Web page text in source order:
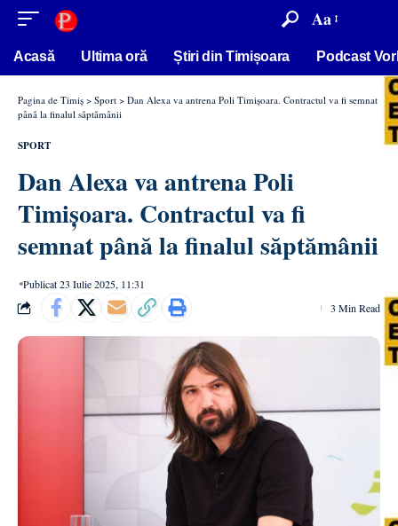
conținut Aa
Acasă Ultima oră Știri din Timișoara Podcast
Pagina de Timiș > Sport > Dan Alexa va antrena Poli Timișoara. Contractul va fi semnat
până la finalul săptămânii
SPORT
Dan Alexa va antrena Poli
Timișoara. Contractul va fi
semnat până la finalul săptămânii
Publicat 23 Iulie 2025, 11:31
3 Min Read